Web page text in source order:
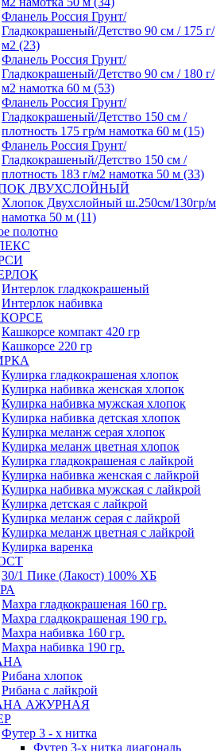
Фланель Россия Грунт/
Гладкокрашеный/Детство 90 см / 175 г/
м2 (23)
Фланель Россия Грунт/
Гладкокрашеный/Детство 90 см / 180 г/
м2 намотка 60 м (53)
Фланель Россия Грунт/
Гладкокрашеный/Детство 150 см /
плотность 175 гр/м намотка 60 м (15)
Фланель Россия Грунт/
Гладкокрашеный/Детство 150 см /
плотность 183 г/м2 намотка 50 м (33)
ДВУХСЛОЙНЫЙ
Хлопок Двухслойный ш.250см/130гр/м
намотка 50 м (11)
полотно
Интерлок гладкокрашеный
Интерлок набивка
Кашкорсе компакт 420 гр
Кашкорсе 220 гр
Кулирка гладкокрашеная хлопок
Кулирка набивка женская хлопок
Кулирка набивка мужская хлопок
Кулирка набивка детская хлопок
Кулирка меланж серая хлопок
Кулирка меланж цветная хлопок
Кулирка гладкокрашеная с лайкрой
Кулирка набивка женская с лайкрой
Кулирка набивка мужская с лайкрой
Кулирка детская с лайкрой
Кулирка меланж серая с лайкрой
Кулирка меланж цветная с лайкрой
Кулирка варенка
30/1 Пике (Лакост) 100% ХБ
Махра гладкокрашеная 160 гр.
Махра гладкокрашеная 190 гр.
Махра набивка 160 гр.
Махра набивка 190 гр.
Рибана хлопок
Рибана с лайкрой
АЖУРНАЯ
Футер 3 - х нитка
Футер 3-х нитка диагональ